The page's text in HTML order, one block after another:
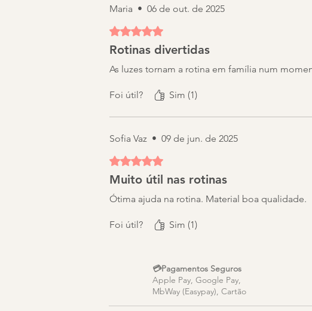
Maria • 06 de out. de 2025
Rated 5 out of 5 stars.
Rotinas divertidas
As luzes tornam a rotina em família num
Foi útil? Sim (1)
Sofia Vaz • 09 de jun. de 2025
Rated 5 out of 5 stars.
Muito útil nas rotinas
Ótima ajuda na rotina. Material boa qualidade.
Foi útil? Sim (1)
💳Pagamentos Seguros
Apple Pay, Google Pay,
MbWay (Easypay), Cartão